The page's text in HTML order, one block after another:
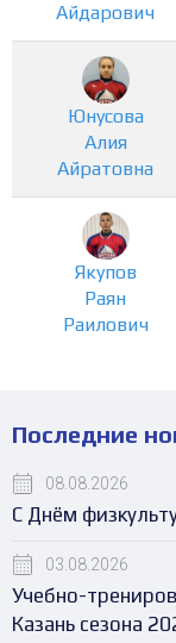
Айдарович
Юнусова
Алия
Айратовна
Якупов
Раян
Раилович
Последние
08.08.2026
С Днём
03.08.2026
Учебно-
Казань сезона